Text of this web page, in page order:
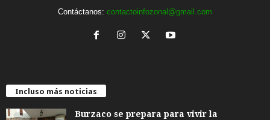
Contáctanos: contactoinfozonal@gmail.com
Incluso más noticias
Burzaco se prepara para vivir la